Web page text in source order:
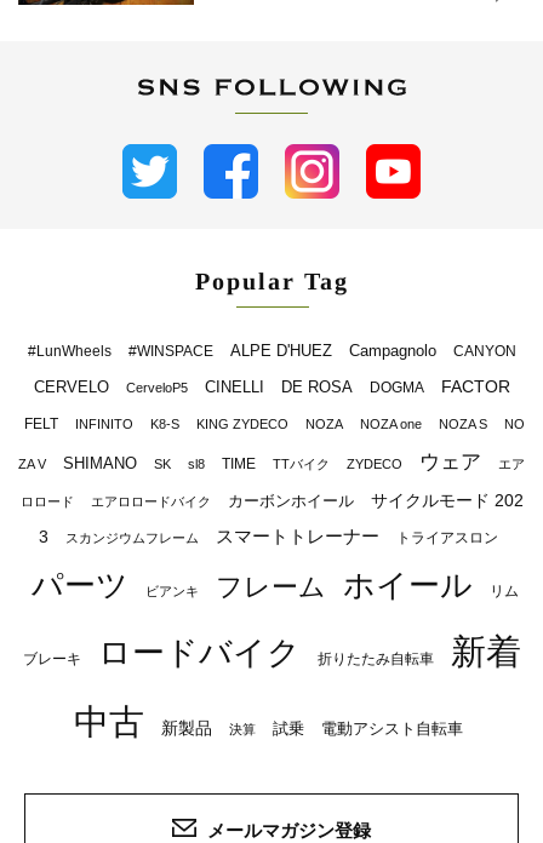
Popular Tag
#LunWheels #WINSPACE ALPE D'HUEZ Campagnolo CANYON
CERVELO CerveloP5 CINELLI DE ROSA DOGMA FACTOR
FELT INFINITO K8-S KING ZYDECO NOZA NOZA one NOZA S NO
ZA V SHIMANO SK sl8 TIME TTバイク ZYDECO ウェア エア
ロロード エアロロードバイク カーボンホイール
サイクルモード 202
3
スカンジウムフレーム スマートトレーナー トライアスロン
パーツ ビアンキ フレーム ホイール リム
ブレーキ ロードバイク 折りたたみ自転車
新着
中古
新製品 決算 試乗 電動アシスト自転車
メールマガジン登録